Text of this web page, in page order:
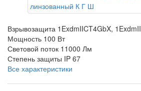
Взрывозащита 1ExdmIICT4GbX,
Мощность 100 Вт
Световой поток 11000 Лм
Степень защиты IP 67
Все характеристики